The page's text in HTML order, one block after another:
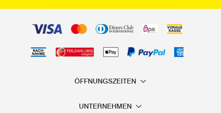
ÖFFNUNGSZEITEN
UNTERNEHMEN